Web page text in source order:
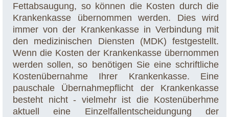
Fettabsaugung, so können die Kosten durch die
Krankenkasse übernommen werden. Dies wird
immer von der Krankenkasse in Verbindung mit
den medizinischen Diensten (MDK) festgestellt.
Wenn die Kosten der Krankenkasse übernommen
werden sollen, so benötigen Sie eine schriftliche
Kostenübernahme Ihrer Krankenkasse. Eine
pauschale Übernahmepflicht der Krankenkasse
besteht nicht - vielmehr ist die Kostenüberhme
aktuell eine Einzelfallentscheidungung der